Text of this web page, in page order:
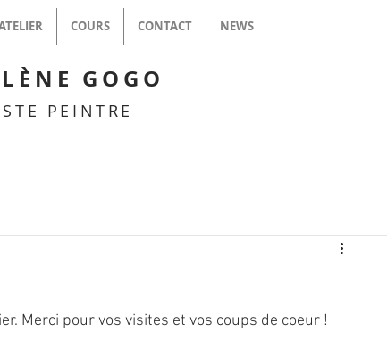
COURS CONTACT NEWS
GOGO
PEINTRE
Merci pour vos visites et vos coups de coeur !